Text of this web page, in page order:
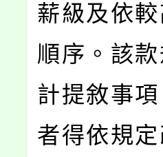
薪級及依
順序。該
計提敘事
者得依規